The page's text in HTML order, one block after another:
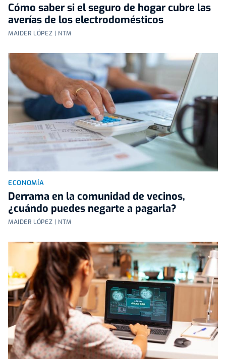
Cómo saber si el seguro de hogar cubre las
averías de los electrodomésticos
MAIDER LÓPEZ | NTM
ECONOMÍA
Derrama en la comunidad de vecinos,
¿cuándo puedes negarte a pagarla?
MAIDER LÓPEZ | NTM